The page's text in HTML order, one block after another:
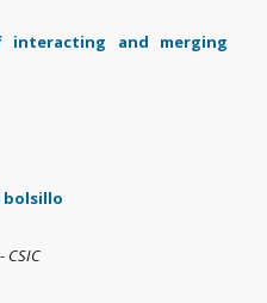
and merging
bolsillo
CSIC